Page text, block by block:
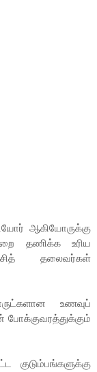
ஆகியோருக்கு
தணிக்க உரிய
தலைவர்கள்
உணவுப்
குடும்பங்களுக்கு